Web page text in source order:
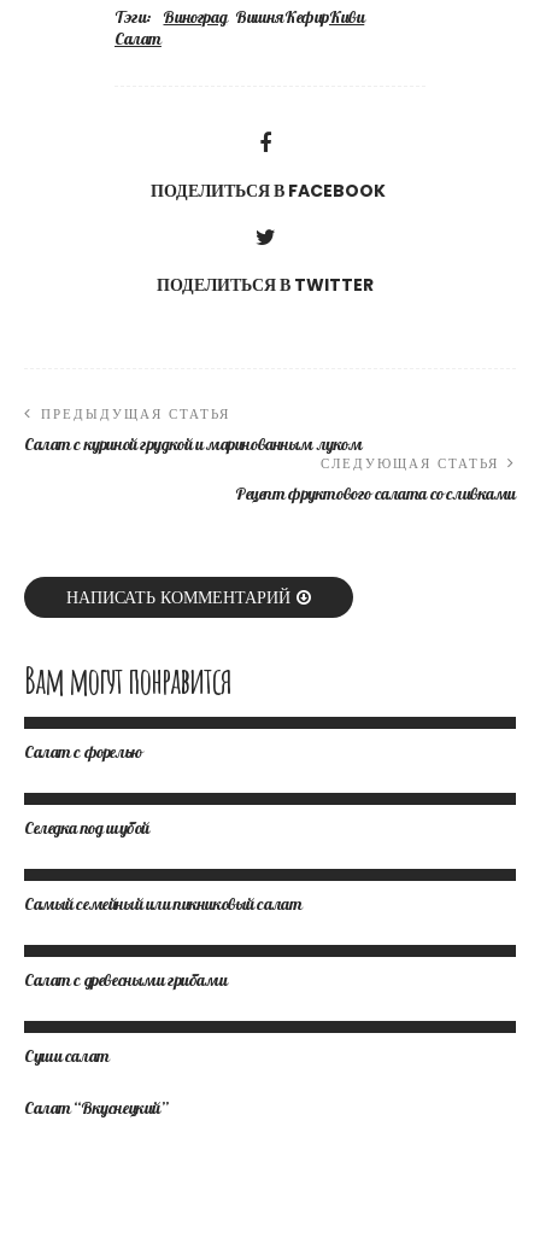
Тэги: Виноград ВишняКефирКиви
Салат
ПОДЕЛИТЬСЯ В FACEBOOK
ПОДЕЛИТЬСЯ В TWITTER
ПРЕДЫДУЩАЯ СТАТЬЯ
Салат с куриной грудкой и маринованным луком
СЛЕДУЮЩАЯ СТАТЬЯ
Рецепт фруктового салата со сливками
НАПИСАТЬ КОММЕНТАРИЙ
Вам могут понравится
Салат с форелью
Селедка под шубой
Самый семейный или пикниковый салат
Салат с древесными грибами
Суши салат
Салат “Вкуснецкий”